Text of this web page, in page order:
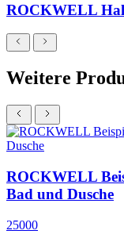
ROCKWELL
Weitere
ROCKWELL
Bad und Dusche
25000